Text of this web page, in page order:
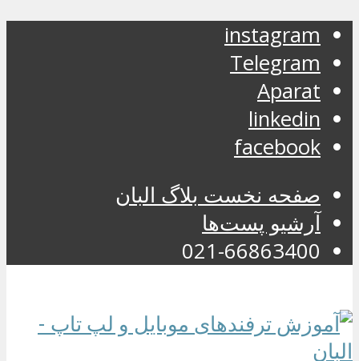
instagram
Telegram
Aparat
linkedin
facebook
صفحه نخست بلاگ البان
آرشیو پست‌ها
021-66863400